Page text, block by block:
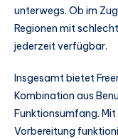
unterwegs. Ob im
Regionen mit
jederzeit verfügbar.
Insgesamt bietet
Kombination aus
Funktionsumfang.
Vorbereitung